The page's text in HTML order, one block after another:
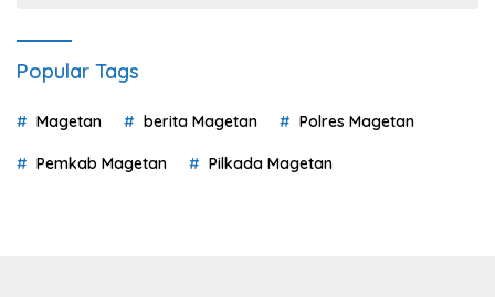
Popular Tags
Magetan berita Magetan Polres Magetan
Pemkab Magetan Pilkada Magetan